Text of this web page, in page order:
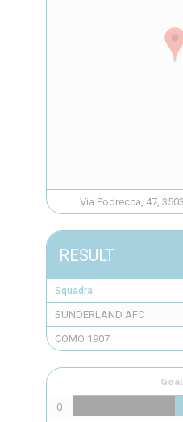
Via Podrecca, 47,
RESULT
Squadra
SUNDERLAND AFC
COMO 1907
0